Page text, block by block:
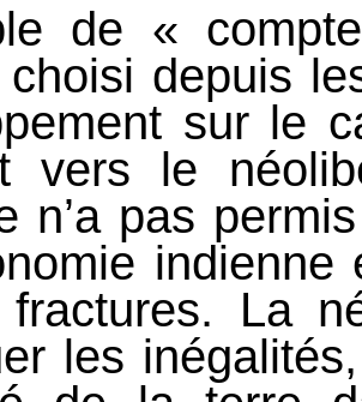
de «
choisi depuis
sur le
vers le
n’a pas
La
les